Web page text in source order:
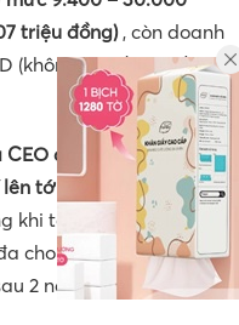
triệu đồng) , còn doanh
(không có số liệu về
doanh nghiệp bất
tới 40.000
khi tại miền Bắc là
cho vị trí CEO ngành
2 năm.